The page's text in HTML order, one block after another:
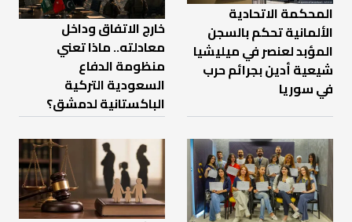
المحكمة الاتحادية
الألمانية تحكم بالسجن
المؤبد لعنصر في ميليشيا
شيعية أدين بجرائم حرب
في سوريا
خارج الاتفاق وداخل
معادلته.. ماذا تعني
منظومة الدفاع
السعودية التركية
الباكستانية لدمشق؟